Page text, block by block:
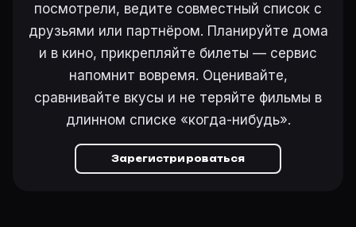
посмотрели, ведите совместный список с
друзьями или партнёром. Планируйте дома
и в кино, прикрепляйте билеты — сервис
напомнит вовремя. Оценивайте,
сравнивайте вкусы и не теряйте фильмы в
длинном списке «когда-нибудь».
Зарегистрироваться